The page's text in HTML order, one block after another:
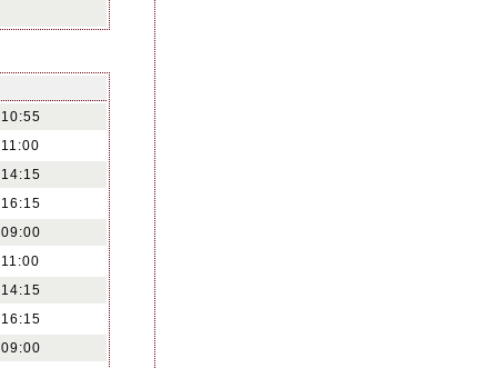
10:55
11:00
14:15
16:15
09:00
11:00
14:15
16:15
09:00